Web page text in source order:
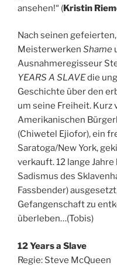
ansehen!“ (Kristin
Nach seinen
Meisterwerken Shame
Ausnahmeregisseur
YEARS A SLAVEdie
Geschichte über den
um seine Freiheit. Kurz
Amerikanischen
(Chiwetel Ejiofor), ein
Saratoga/New York,
verkauft. 12 lange
Sadismus des
Fassbender)
Gefangenschaft zu
überleben…(Tobis)
12 Years a Slave
Regie: Steve McQueen